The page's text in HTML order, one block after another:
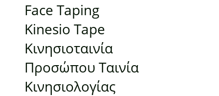
Face Taping
Kinesio Tape
Κινησιοταινία
Προσώπου Ταινία
Κινησιολογίας